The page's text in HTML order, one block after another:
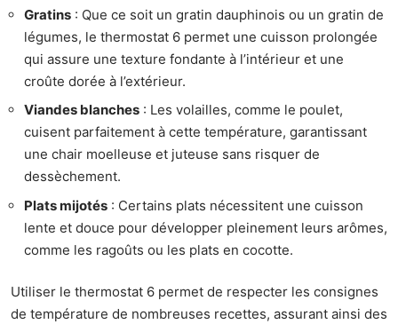
Gratins : Que ce soit un gratin dauphinois ou un gratin de
légumes, le thermostat 6 permet une cuisson prolongée
qui assure une texture fondante à l’intérieur et une
croûte dorée à l’extérieur.
Viandes blanches : Les volailles, comme le poulet,
cuisent parfaitement à cette température, garantissant
une chair moelleuse et juteuse sans risquer de
dessèchement.
Plats mijotés : Certains plats nécessitent une cuisson
lente et douce pour développer pleinement leurs arômes,
comme les ragoûts ou les plats en cocotte.
Utiliser le thermostat 6 permet de respecter les consignes
de température de nombreuses recettes, assurant ainsi des